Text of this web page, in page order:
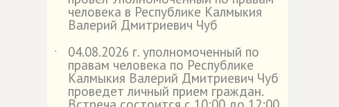
человека в Республике Калмыкия
Валерий Дмитриевич Чуб
˙
04.08.2026 г. уполномоченный по
правам человека по Республике
Калмыкия Валерий Дмитриевич Чуб
проведет личный прием граждан.